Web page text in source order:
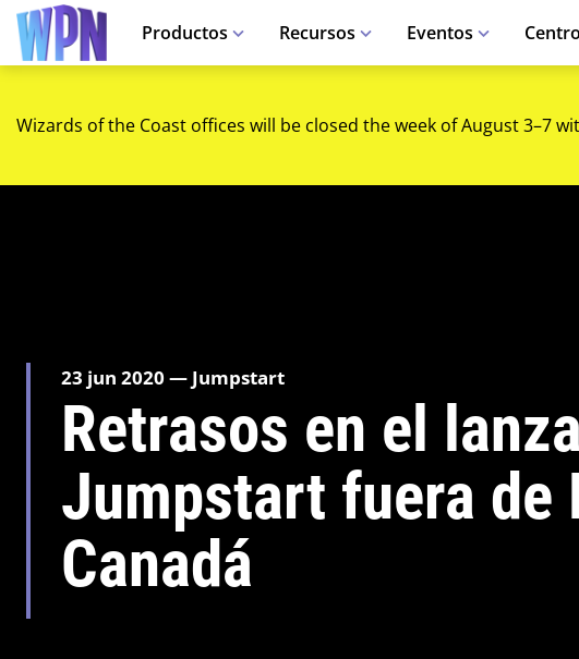
Productos Recursos Eventos
Wizards of the Coast offices will be closed the week of August 3–7
23 jun 2020 — Jumpstart
Retrasos en el
Jumpstart fuera de
Canadá